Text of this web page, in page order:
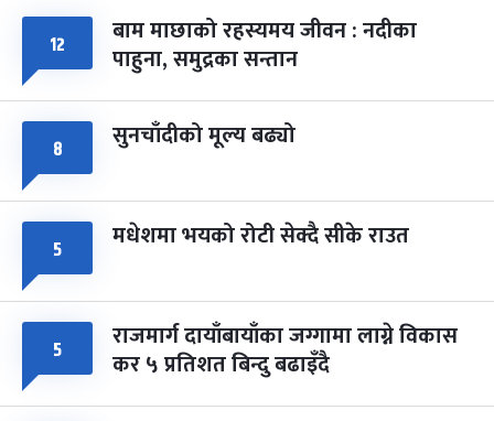
८
सोम
फागुपूर्णिमा
चैत्र ८, २०८३-Mar 22, 2027
७ महिना बाँकी
१२ बाम माछाको रहस्यमय जीवन : नदीका
पाहुना, समुद्रका सन्तान
८ सुनचाँदीको मूल्य बढ्यो
५ मधेशमा भयको रोटी सेक्दै सीके राउत
५ राजमार्ग दायाँबायाँका जग्गामा लाग्ने विकास
कर ५ प्रतिशत बिन्दु बढाइँदै